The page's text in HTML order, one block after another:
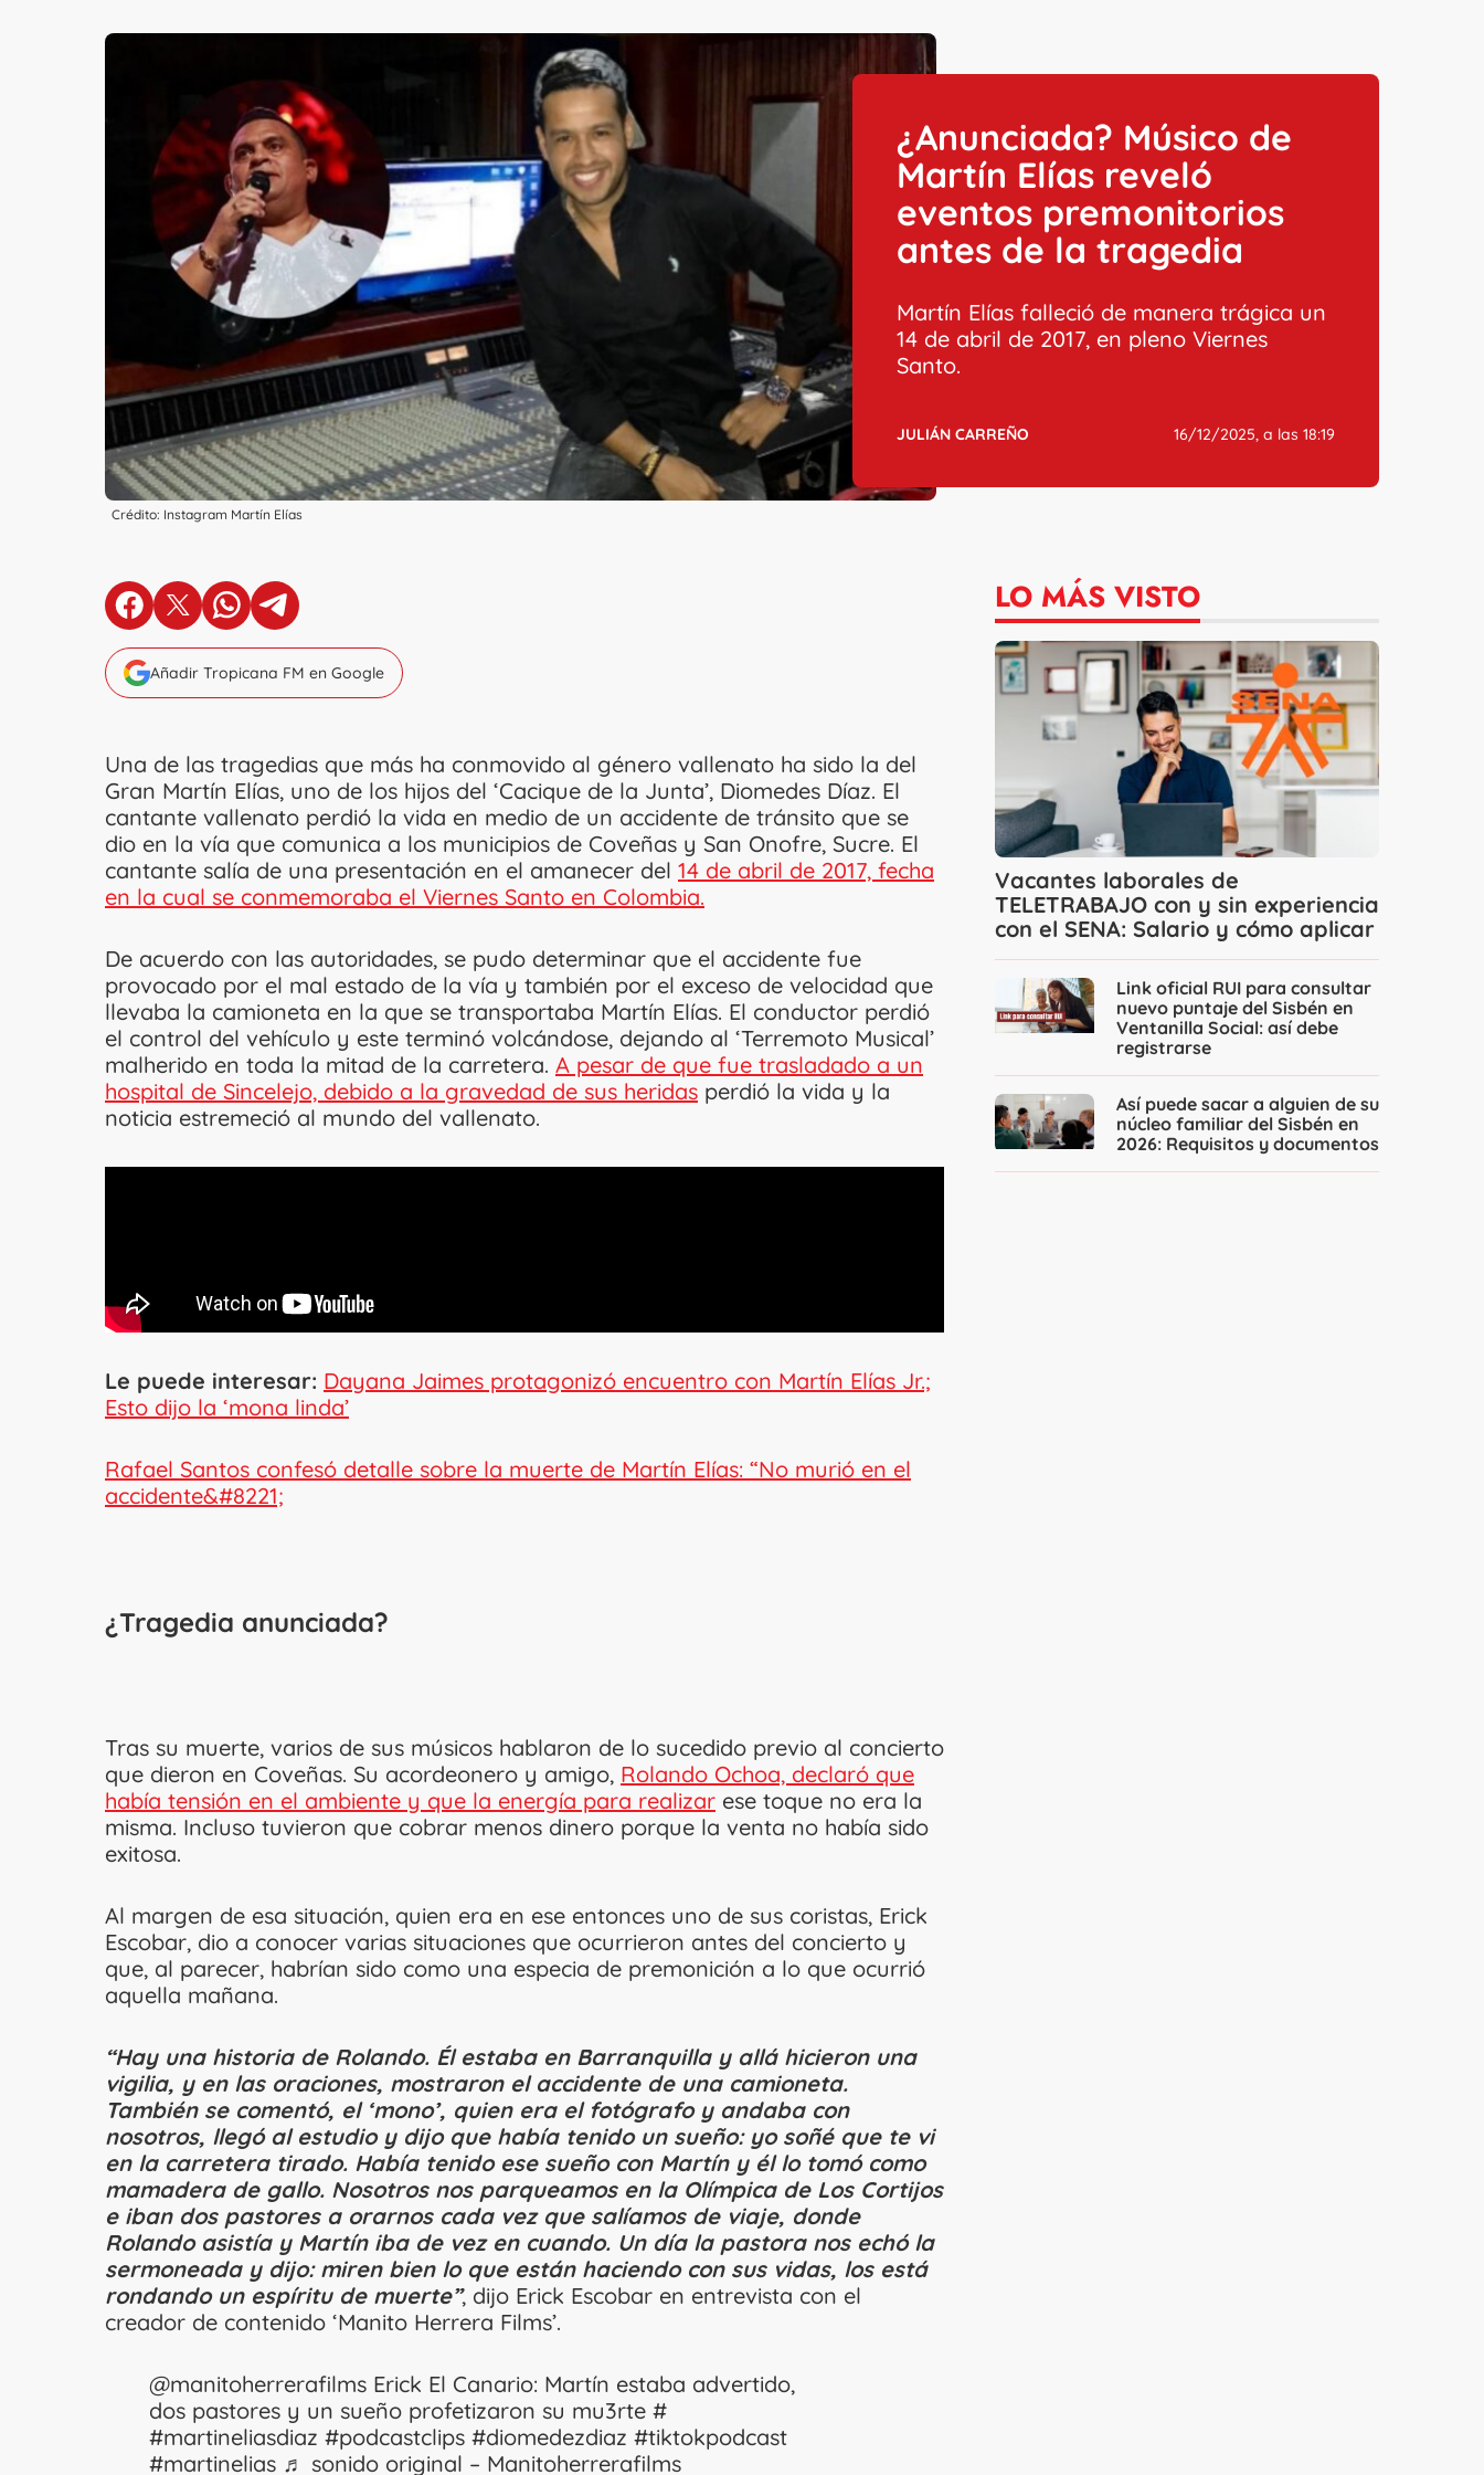
Crédito: Instagram Martín Elías
¿Anunciada? Músico de
Martín Elías reveló
eventos premonitorios
antes de la tragedia
Martín Elías falleció de manera trágica un
14 de abril de 2017, en pleno Viernes
Santo.
JULIÁN CARREÑO 16/12/2025, a las 18:19
en Facebook
en X en Whatsapp
en Telegram
Añadir Tropicana FM en Google
Una de las tragedias que más ha conmovido al género vallenato ha sido la del
Gran Martín Elías, uno de los hijos del ‘Cacique de la Junta’, Diomedes Díaz. El
cantante vallenato perdió la vida en medio de un accidente de tránsito que se
dio en la vía que comunica a los municipios de Coveñas y San Onofre, Sucre. El
cantante salía de una presentación en el amanecer del 14 de abril de 2017, fecha
en la cual se conmemoraba el Viernes Santo en Colombia.
De acuerdo con las autoridades, se pudo determinar que el accidente fue
provocado por el mal estado de la vía y también por el exceso de velocidad que
llevaba la camioneta en la que se transportaba Martín Elías. El conductor perdió
el control del vehículo y este terminó volcándose, dejando al ‘Terremoto Musical’
malherido en toda la mitad de la carretera. A pesar de que fue trasladado a un
hospital de Sincelejo, debido a la gravedad de sus heridas perdió la vida y la
noticia estremeció al mundo del vallenato.
Le puede interesar: Dayana Jaimes protagonizó encuentro con Martín Elías Jr.;
Esto dijo la ‘mona linda’
Rafael Santos confesó detalle sobre la muerte de Martín Elías: “No murió en el
accidente&#8221;
¿Tragedia anunciada?
Tras su muerte, varios de sus músicos hablaron de lo sucedido previo al concierto
que dieron en Coveñas. Su acordeonero y amigo, Rolando Ochoa, declaró que
había tensión en el ambiente y que la energía para realizar ese toque no era la
misma. Incluso tuvieron que cobrar menos dinero porque la venta no había sido
exitosa.
Al margen de esa situación, quien era en ese entonces uno de sus coristas, Erick
Escobar, dio a conocer varias situaciones que ocurrieron antes del concierto y
que, al parecer, habrían sido como una especia de premonición a lo que ocurrió
aquella mañana.
“Hay una historia de Rolando. Él estaba en Barranquilla y allá hicieron una
vigilia, y en las oraciones, mostraron el accidente de una camioneta.
También se comentó, el ‘mono’, quien era el fotógrafo y andaba con
nosotros, llegó al estudio y dijo que había tenido un sueño: yo soñé que te vi
en la carretera tirado. Había tenido ese sueño con Martín y él lo tomó como
mamadera de gallo. Nosotros nos parqueamos en la Olímpica de Los Cortijos
e iban dos pastores a orarnos cada vez que salíamos de viaje, donde
Rolando asistía y Martín iba de vez en cuando. Un día la pastora nos echó la
sermoneada y dijo: miren bien lo que están haciendo con sus vidas, los está
rondando un espíritu de muerte”, dijo Erick Escobar en entrevista con el
creador de contenido ‘Manito Herrera Films’.
@manitoherrerafilms Erick El Canario: Martín estaba advertido,
dos pastores y un sueño profetizaron su mu3rte #
#martineliasdiaz #podcastclips #diomedezdiaz #tiktokpodcast
#martinelias ♬ sonido original – Manitoherrerafilms
LO MÁS VISTO
Vacantes laborales de
TELETRABAJO con y sin experiencia
con el SENA: Salario y cómo aplicar
Link oficial RUI para consultar
nuevo puntaje del Sisbén en
Ventanilla Social: así debe
registrarse
Así puede sacar a alguien de su
núcleo familiar del Sisbén en
2026: Requisitos y documentos